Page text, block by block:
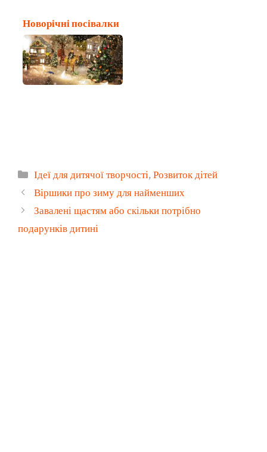
Новорічні посівалки
Категорії
Ідеї для дитячої творчості,Розвиток дітей
Віршики про зиму для найменших
Завалені щастям або скільки потрібно
подарунків дитині